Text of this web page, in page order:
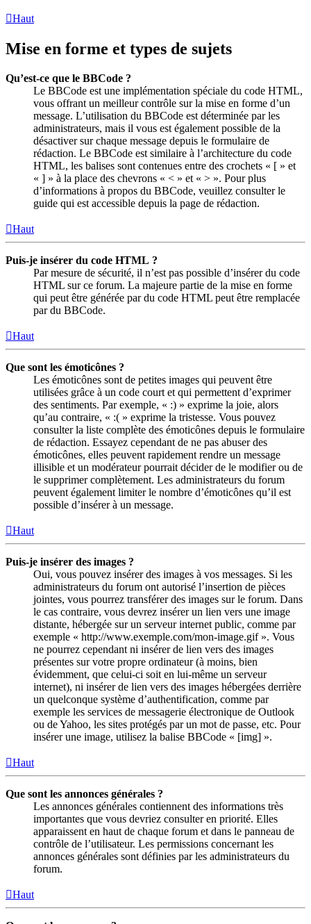
Haut
Mise en forme et types de sujets
Qu’est-ce que le BBCode ?
Le BBCode est une implémentation spéciale du code HTML,
vous offrant un meilleur contrôle sur la mise en forme d’un
message. L’utilisation du BBCode est déterminée par les
administrateurs, mais il vous est également possible de la
désactiver sur chaque message depuis le formulaire de
rédaction. Le BBCode est similaire à l’architecture du code
HTML, les balises sont contenues entre des crochets « [ » et
« ] » à la place des chevrons « < » et « > ». Pour plus
d’informations à propos du BBCode, veuillez consulter le
guide qui est accessible depuis la page de rédaction.
Haut
Puis-je insérer du code HTML ?
Par mesure de sécurité, il n’est pas possible d’insérer du code
HTML sur ce forum. La majeure partie de la mise en forme
qui peut être générée par du code HTML peut être remplacée
par du BBCode.
Haut
Que sont les émoticônes ?
Les émoticônes sont de petites images qui peuvent être
utilisées grâce à un code court et qui permettent d’exprimer
des sentiments. Par exemple, « :) » exprime la joie, alors
qu’au contraire, « :( » exprime la tristesse. Vous pouvez
consulter la liste complète des émoticônes depuis le formulaire
de rédaction. Essayez cependant de ne pas abuser des
émoticônes, elles peuvent rapidement rendre un message
illisible et un modérateur pourrait décider de le modifier ou de
le supprimer complètement. Les administrateurs du forum
peuvent également limiter le nombre d’émoticônes qu’il est
possible d’insérer à un message.
Haut
Puis-je insérer des images ?
Oui, vous pouvez insérer des images à vos messages. Si les
administrateurs du forum ont autorisé l’insertion de pièces
jointes, vous pourrez transférer des images sur le forum. Dans
le cas contraire, vous devrez insérer un lien vers une image
distante, hébergée sur un serveur internet public, comme par
exemple « http://www.exemple.com/mon-image.gif ». Vous
ne pourrez cependant ni insérer de lien vers des images
présentes sur votre propre ordinateur (à moins, bien
évidemment, que celui-ci soit en lui-même un serveur
internet), ni insérer de lien vers des images hébergées derrière
un quelconque système d’authentification, comme par
exemple les services de messagerie électronique de Outlook
ou de Yahoo, les sites protégés par un mot de passe, etc. Pour
insérer une image, utilisez la balise BBCode « [img] ».
Haut
Que sont les annonces générales ?
Les annonces générales contiennent des informations très
importantes que vous devriez consulter en priorité. Elles
apparaissent en haut de chaque forum et dans le panneau de
contrôle de l’utilisateur. Les permissions concernant les
annonces générales sont définies par les administrateurs du
forum.
Haut